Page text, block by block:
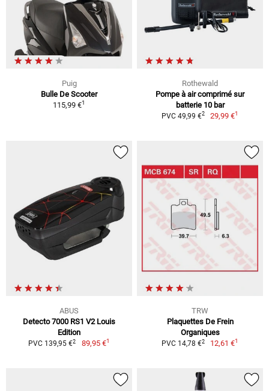
Puig
Bulle De Scooter
115,99 €1
Rothewald
Pompe à air comprimé sur
batterie 10 bar
PVC 49,99 €2 29,99 €1
ABUS
Detecto 7000 RS1 V2 Louis
Edition
PVC 139,95 €2 89,95 €1
TRW
Plaquettes De Frein
Organiques
PVC 14,78 €2 12,61 €1